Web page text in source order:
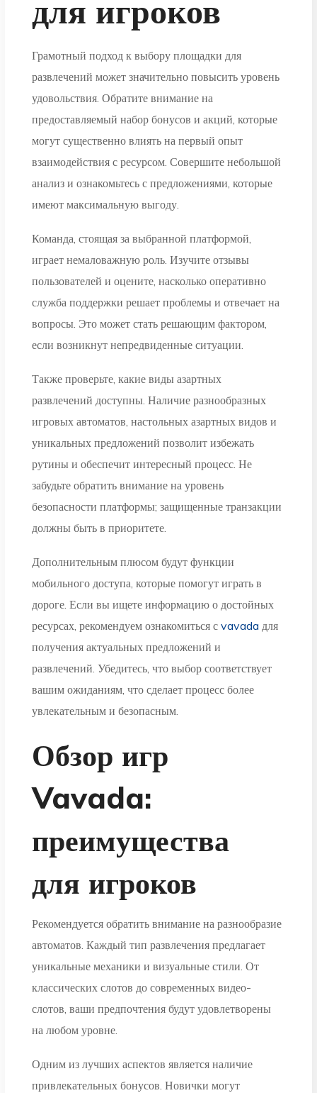
для игроков
Грамотный подход к выбору площадки для
развлечений может значительно повысить уровень
удовольствия. Обратите внимание на
предоставляемый набор бонусов и акций, которые
могут существенно влиять на первый опыт
взаимодействия с ресурсом. Совершите небольшой
анализ и ознакомьтесь с предложениями, которые
имеют максимальную выгоду.
Команда, стоящая за выбранной платформой,
играет немаловажную роль. Изучите отзывы
пользователей и оцените, насколько оперативно
служба поддержки решает проблемы и отвечает на
вопросы. Это может стать решающим фактором,
если возникнут непредвиденные ситуации.
Также проверьте, какие виды азартных
развлечений доступны. Наличие разнообразных
игровых автоматов, настольных азартных видов и
уникальных предложений позволит избежать
рутины и обеспечит интересный процесс. Не
забудьте обратить внимание на уровень
безопасности платформы; защищенные транзакции
должны быть в приоритете.
Дополнительным плюсом будут функции
мобильного доступа, которые помогут играть в
дороге. Если вы ищете информацию о достойных
ресурсах, рекомендуем ознакомиться сvavada для
получения актуальных предложений и
развлечений. Убедитесь, что выбор соответствует
вашим ожиданиям, что сделает процесс более
увлекательным и безопасным.
Обзор игр
Vavada:
преимущества
для игроков
Рекомендуется обратить внимание на разнообразие
автоматов. Каждый тип развлечения предлагает
уникальные механики и визуальные стили. От
классических слотов до современных видео-
слотов, ваши предпочтения будут удовлетворены
на любом уровне.
Одним из лучших аспектов является наличие
привлекательных бонусов. Новички могут